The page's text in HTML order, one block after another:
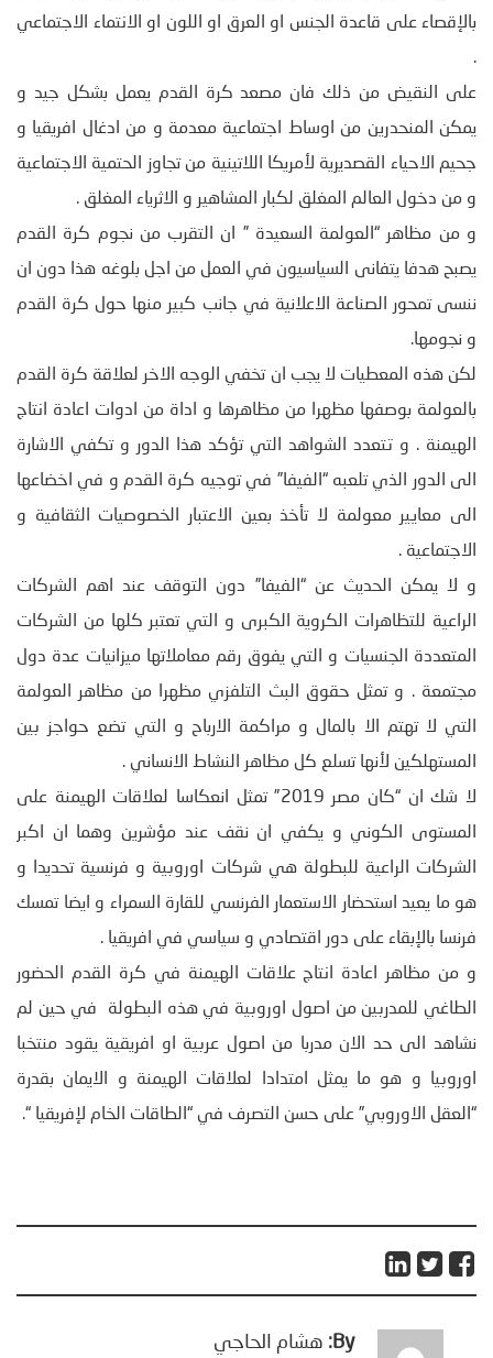
بالإقصاء على قاعدة الجنس او العرق او اللون او الانتماء الاجتماعي
.
على النقيض من ذلك فان مصعد كرة القدم يعمل بشكل جيد و
يمكن المنحدرين من اوساط اجتماعية معدمة و من ادغال افريقيا و
جحيم الاحياء القصديرية لأمريكا اللاتينية من تجاوز الحتمية الاجتماعية
و من دخول العالم المغلق لكبار المشاهير و الاثرياء المغلق .
و من مظاهر “العولمة السعيدة ” ان التقرب من نجوم كرة القدم
يصبح هدفا يتفانى السياسيون في العمل من اجل بلوغه هذا دون ان
ننسى تمحور الصناعة الاعلانية في جانب كبير منها حول كرة القدم
و نجومها.
لكن هذه المعطيات لا يجب ان تخفي الوجه الاخر لعلاقة كرة القدم
بالعولمة بوصفها مظهرا من مظاهرها و اداة من ادوات اعادة انتاج
الهيمنة . و تتعدد الشواهد التي تؤكد هذا الدور و تكفي الاشارة
الى الدور الذي تلعبه “الفيفا” في توجيه كرة القدم و في اخضاعها
الى معايير معولمة لا تأخذ بعين الاعتبار الخصوصيات الثقافية و
الاجتماعية .
و لا يمكن الحديث عن “الفيفا” دون التوقف عند اهم الشركات
الراعية للتظاهرات الكروية الكبرى و التي تعتبر كلها من الشركات
المتعددة الجنسيات و التي يفوق رقم معاملاتها ميزانيات عدة دول
مجتمعة . و تمثل حقوق البث التلفزي مظهرا من مظاهر العولمة
التي لا تهتم الا بالمال و مراكمة الارباح و التي تضع حواجز بين
المستهلكين لأنها تسلع كل مظاهر النشاط الانساني .
لا شك ان “كان مصر 2019” تمثل انعكاسا لعلاقات الهيمنة على
المستوى الكوني و يكفي ان نقف عند مؤشرين وهما ان اكبر
الشركات الراعية للبطولة هي شركات اوروبية و فرنسية تحديدا و
هو ما يعيد استحضار الاستعمار الفرنسي للقارة السمراء و ايضا تمسك
فرنسا بالإبقاء على دور اقتصادي و سياسي في افريقيا .
و من مظاهر اعادة انتاج علاقات الهيمنة في كرة القدم الحضور
الطاغي للمدربين من اصول اوروبية في هذه البطولة في حين لم
نشاهد الى حد الان مدربا من اصول عربية او افريقية يقود منتخبا
اوروبيا و هو ما يمثل امتدادا لعلاقات الهيمنة و الايمان بقدرة
“العقل الاوروبي” على حسن التصرف في “الطاقات الخام لإفريقيا “.
By: هشام الحاجي